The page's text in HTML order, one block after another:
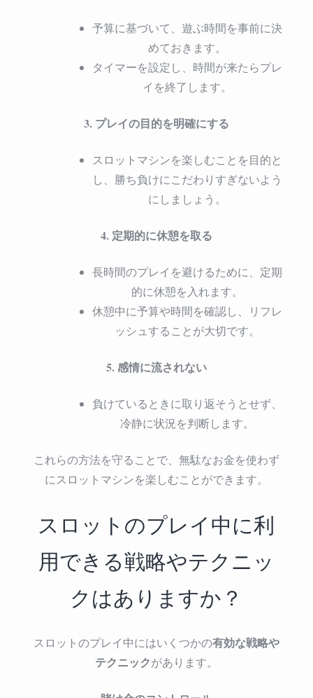
予算に基づいて、遊ぶ時間を事前に決
めておきます。
タイマーを設定し、時間が来たらプレ
イを終了します。
3. プレイの目的を明確にする
スロットマシンを楽しむことを目的と
し、勝ち負けにこだわりすぎないよう
にしましょう。
4. 定期的に休憩を取る
長時間のプレイを避けるために、定期
的に休憩を入れます。
休憩中に予算や時間を確認し、リフレ
ッシュすることが大切です。
5. 感情に流されない
負けているときに取り返そうとせず、
冷静に状況を判断します。
これらの方法を守ることで、無駄なお金を使わず
にスロットマシンを楽しむことができます。
スロットのプレイ中に利
用できる戦略やテクニッ
クはありますか？
スロットのプレイ中にはいくつかの有効な戦略や
テクニックがあります。